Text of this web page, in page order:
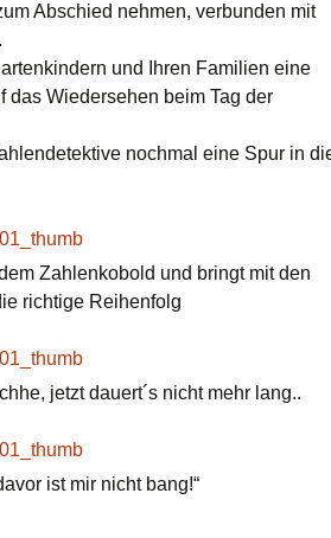
Abschied nehmen, verbunden mit
und Ihren Familien eine
das Wiedersehen beim Tag der
nochmal eine Spur in
Zahlenkobold und bringt mit den
richtige Reihenfolg
jetzt dauert´s nicht mehr lang..
ist mir nicht bang!“